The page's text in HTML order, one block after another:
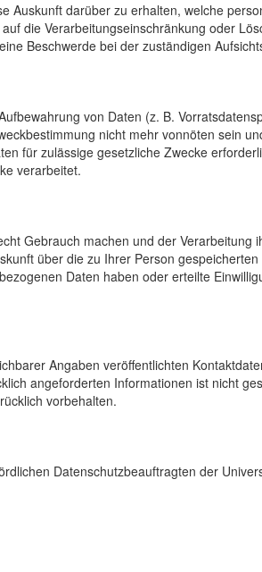
Auskunft darüber zu erhalten, welche
die Verarbeitungseinschränkung oder
Beschwerde bei der zuständigen
von Daten (z. B.
nicht mehr vonnöten sein
für zulässige gesetzliche Zwecke
verarbeitet.
Gebrauch machen und der
über die zu Ihrer Person
Daten haben oder erteilte
Angaben veröffentlichten
angeforderten Informationen ist nicht
vorbehalten.
Datenschutzbeauftragten der